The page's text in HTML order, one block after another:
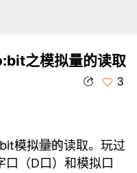
之模拟量的读取
3
5 23:20 编辑
模拟量的读取。玩过
（D口）和模拟口